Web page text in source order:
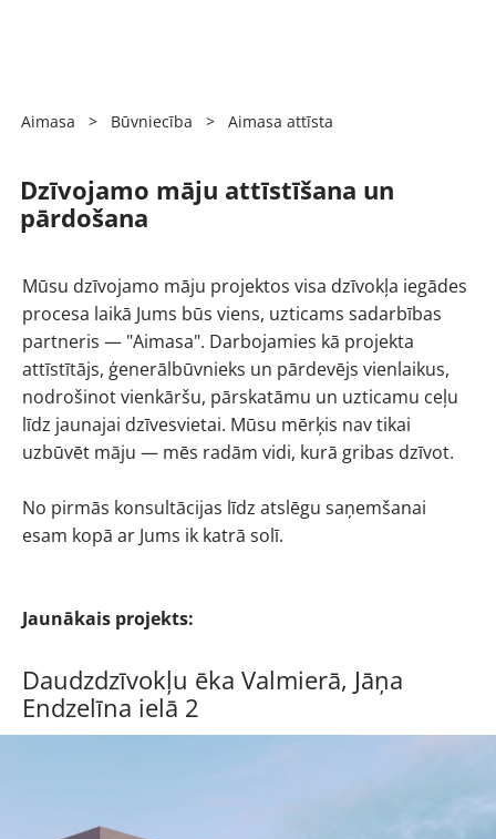
Aimasa > Būvniecība > Aimasa attīsta
Dzīvojamo māju attīstīšana un
pārdošana
Mūsu dzīvojamo māju projektos visa dzīvokļa iegādes
procesa laikā Jums būs viens, uzticams sadarbības
partneris — "Aimasa". Darbojamies kā projekta
attīstītājs, ģenerālbūvnieks un pārdevējs vienlaikus,
nodrošinot vienkāršu, pārskatāmu un uzticamu ceļu
līdz jaunajai dzīvesvietai. Mūsu mērķis nav tikai
uzbūvēt māju — mēs radām vidi, kurā gribas dzīvot.
No pirmās konsultācijas līdz atslēgu saņemšanai
esam kopā ar Jums ik katrā solī.
Jaunākais projekts:
Daudzdzīvokļu ēka Valmierā, Jāņa
Endzelīna ielā 2